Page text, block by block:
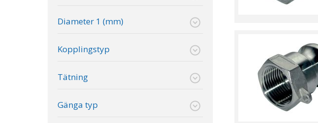
Diameter 1 (mm)
Kopplingstyp
Tätning
Gänga typ